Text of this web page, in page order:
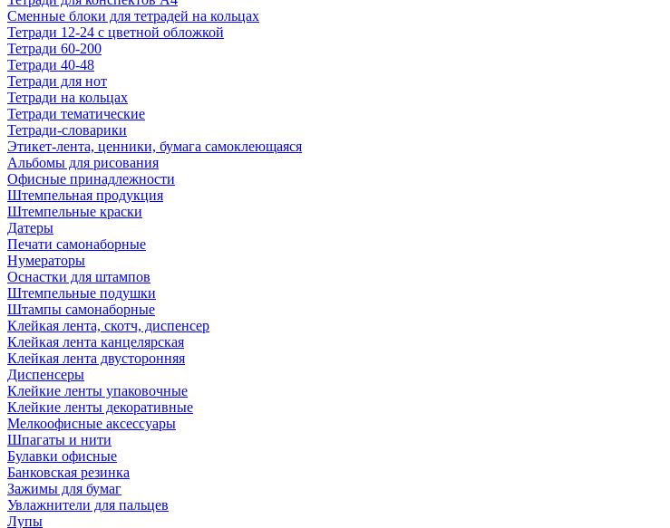
Сменные блоки для тетрадей на кольцах
Тетради 12-24 с цветной обложкой
Тетради 60-200
Тетради 40-48
Тетради для нот
Тетради на кольцах
Тетради тематические
Тетради-словарики
Этикет-лента, ценники, бумага самоклеющаяся
Альбомы для рисования
Офисные принадлежности
Штемпельная продукция
Штемпельные краски
Датеры
Печати самонаборные
Нумераторы
Оснастки для штампов
Штемпельные подушки
Штампы самонаборные
Клейкая лента, скотч, диспенсер
Клейкая лента канцелярская
Клейкая лента двусторонняя
Диспенсеры
Клейкие ленты упаковочные
Клейкие ленты декоративные
Мелкоофисные аксессуары
Шпагаты и нити
Булавки офисные
Банковская резинка
Зажимы для бумаг
Увлажнители для пальцев
Лупы